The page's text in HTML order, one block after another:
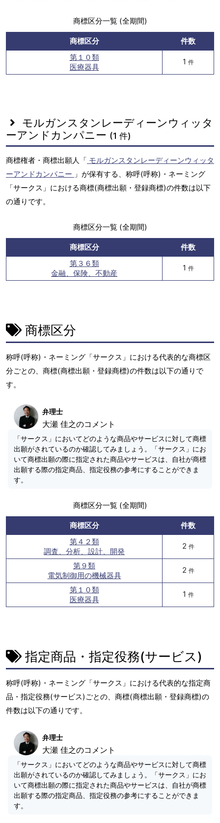
商標区分一覧 (全期間)
商標区分
件数
第１０類
医療器具
1 件
モルガンスタンレーディーンウィッタ
ーアンドカンパニー (1 件)
商標権者・商標出願人「 モルガンスタンレーディーンウィッタ
ーアンドカンパニー 」が保有する、称呼(呼称)・ネーミング
「サークス」における商標(商標出願・登録商標)の件数は以下
の通りです。
商標区分一覧 (全期間)
商標区分
件数
第３６類
金融、保険、不動産
1 件
商標区分
称呼(呼称)・ネーミング「サークス」における代表的な商標区
分ごとの、商標(商標出願・登録商標)の件数は以下の通りで
す。
弁理士
大瀬 佳之のコメント
「サークス」においてどのような商品やサービスに対して商標
出願がされているのか確認してみましょう。「サークス」にお
いて商標出願の際に指定された商品やサービスは、自社が商標
出願する際の指定商品、指定役務の参考にすることができま
す。
商標区分一覧 (全期間)
商標区分
件数
第４２類
調査、分析、設計、開発
2 件
第９類
電気制御用の機械器具
2 件
第１０類
医療器具
1 件
指定商品・指定役務(サービス)
称呼(呼称)・ネーミング「サークス」における代表的な指定商
品・指定役務(サービス)ごとの、商標(商標出願・登録商標)の
件数は以下の通りです。
弁理士
大瀬 佳之のコメント
「サークス」においてどのような商品やサービスに対して商標
出願がされているのか確認してみましょう。「サークス」にお
いて商標出願の際に指定された商品やサービスは、自社が商標
出願する際の指定商品、指定役務の参考にすることができま
す。